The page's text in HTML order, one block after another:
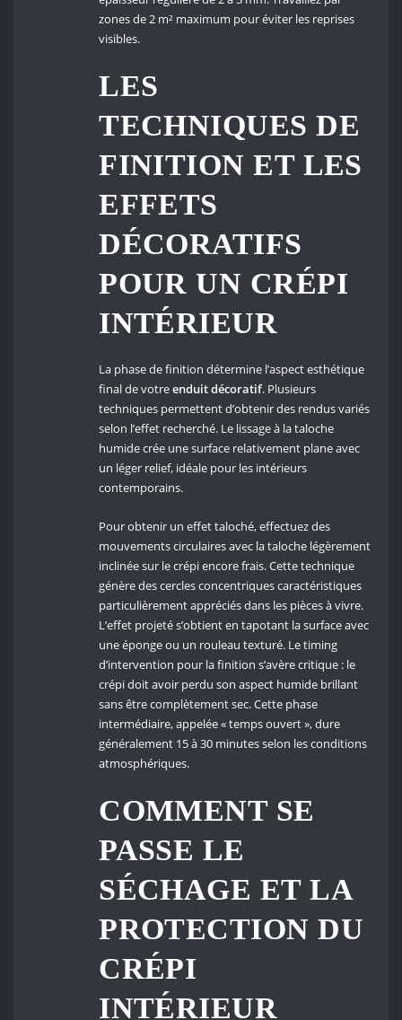
zones de 2 m² maximum pour éviter les reprises
visibles.
LES
TECHNIQUES DE
FINITION ET LES
EFFETS
DÉCORATIFS
POUR UN CRÉPI
INTÉRIEUR
La phase de finition détermine l’aspect esthétique
final de votreenduit décoratif. Plusieurs
techniques permettent d’obtenir des rendus variés
selon l’effet recherché. Le lissage à la taloche
humide crée une surface relativement plane avec
un léger relief, idéale pour les intérieurs
contemporains.
Pour obtenir un effet taloché, effectuez des
mouvements circulaires avec la taloche légèrement
inclinée sur le crépi encore frais. Cette technique
génère des cercles concentriques caractéristiques
particulièrement appréciés dans les pièces à vivre.
L’effet projeté s’obtient en tapotant la surface avec
une éponge ou un rouleau texturé. Le timing
d’intervention pour la finition s’avère critique : le
crépi doit avoir perdu son aspect humide brillant
sans être complètement sec. Cette phase
intermédiaire, appelée « temps ouvert », dure
généralement 15 à 30 minutes selon les conditions
atmosphériques.
COMMENT SE
PASSE LE
SÉCHAGE ET LA
PROTECTION DU
CRÉPI
INTÉRIEUR